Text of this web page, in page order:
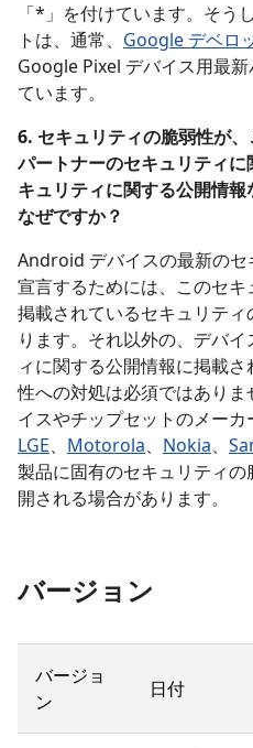
「*」を付けています。そう
トは、通常、 Google デベロ
Google Pixel デバイス用最
ています。
6. セキュリティの脆弱性が
パートナーのセキュリティ
キュリティに関する公開情
なぜですか？
Android デバイスの最新のセ
宣言するためには、このセ
掲載されているセキュリテ
ります。それ以外の、デバ
ィに関する公開情報に掲載
性への対処は必須ではあり
イスやチップセットのメーカ
LGE、 Motorola、 Nokia、
製品に固有のセキュリティ
開される場合があります。
バージョン
バージョ
ン
日付